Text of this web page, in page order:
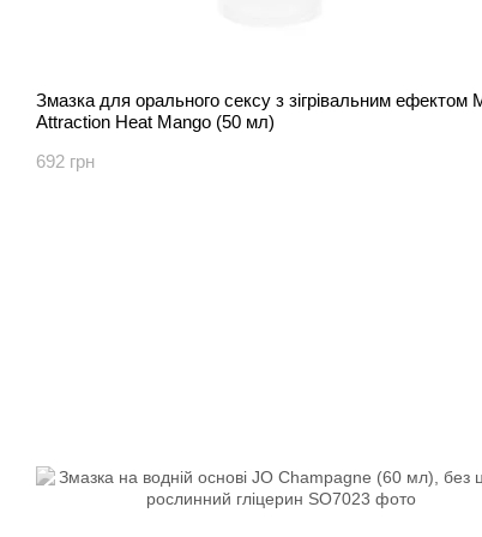
Змазка для орального сексу з зігрівальним ефектом
Attraction Heat Mango (50 мл)
692 грн